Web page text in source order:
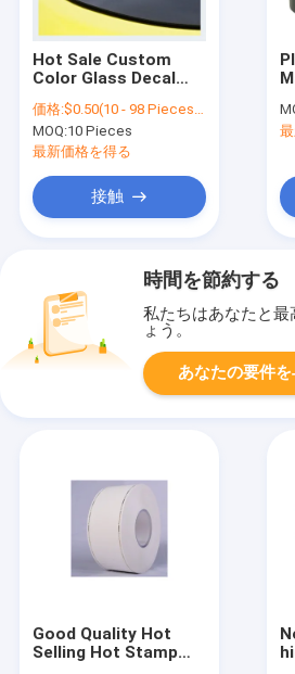
Hot Sale Custom
Color Glass Decal
Transfer Removable
Car Sticker Decal
価格:$0.50(10 - 98 Pieces) $0.15(99 - 999 Pieces) $0.12(1000 - 49999 Pieces) $0.10(>=50000 Pieces)
MOQ:10 Pieces
最新価格を得る
接触
時間を節約する
私たちはあなたと
ょう。
あなたの要件
Good Quality Hot
Selling Hot Stamp